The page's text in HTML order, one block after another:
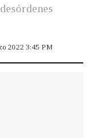
2022 3:45 PM